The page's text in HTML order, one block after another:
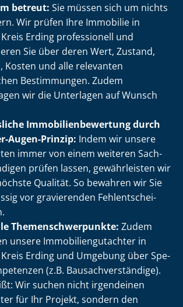
betreut: Sie müssen sich um nichts
Wir prüfen Ihre Immobilie in
Erding professionell und
Sie über deren Wert, Zustand,
Kosten und alle relevanten
Bestimmungen. Zudem
wir die Unterlagen auf Wunsch
Im­mo­bi­li­en­be­wer­tung durch
Augen-Prinzip: Indem wir unsere
immer von einem weiteren Sach­
prüfen lassen, gewährleisten wir
Qualität. So bewahren wir Sie
vor gravierenden Fehl­ent­schei­
The­men­schwer­punk­te: Zudem
unsere Im­mo­bi­li­en­gut­ach­ter in
Erding und Umgebung über Spe­
(z.B. Bau­sach­ver­stän­di­ge).
Wir suchen nicht irgendeinen
für Ihr Projekt, sondern den